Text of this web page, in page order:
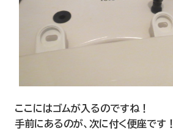
ここにはゴムが入るのですね！
手前にあるのが、次に付く便座です！